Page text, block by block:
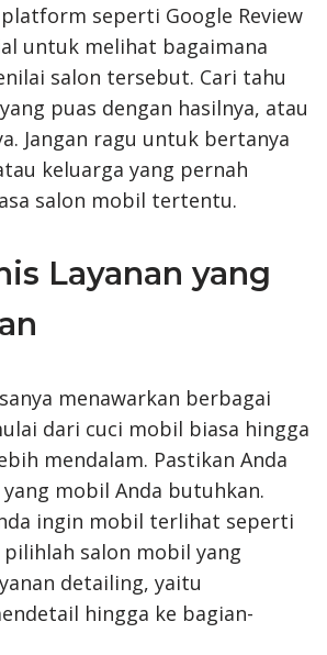
seperti Google Review
untuk melihat bagaimana
salon tersebut. Cari tahu
puas dengan hasilnya, atau
Jangan ragu untuk bertanya
keluarga yang pernah
salon mobil tertentu.
Layanan yang
menawarkan berbagai
dari cuci mobil biasa hingga
mendalam. Pastikan Anda
mobil Anda butuhkan.
ingin mobil terlihat seperti
salon mobil yang
detailing, yaitu
hingga ke bagian-